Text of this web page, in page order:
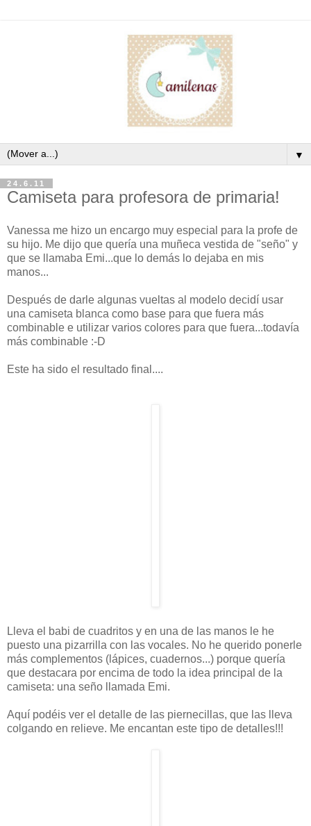
▼
24.6.11
Camiseta para profesora de primaria!
Vanessa me hizo un encargo muy especial para la profe de
su hijo. Me dijo que quería una muñeca vestida de "seño" y
que se llamaba Emi...que lo demás lo dejaba en mis
manos...
Después de darle algunas vueltas al modelo decidí usar
una camiseta blanca como base para que fuera más
combinable e utilizar varios colores para que fuera...todavía
más combinable :-D
Este ha sido el resultado final....
Lleva el babi de cuadritos y en una de las manos le he
puesto una pizarrilla con las vocales. No he querido ponerle
más complementos (lápices, cuadernos...) porque quería
que destacara por encima de todo la idea principal de la
camiseta: una seño llamada Emi.
Aquí podéis ver el detalle de las piernecillas, que las lleva
colgando en relieve. Me encantan este tipo de detalles!!!